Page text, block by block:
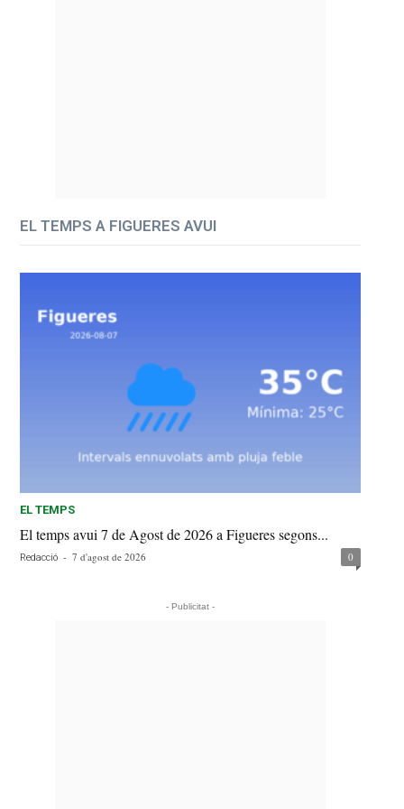
EL TEMPS A FIGUERES AVUI
EL TEMPS
El temps avui 7 de Agost de 2026 a Figueres segons...
Redacció - 7 d'agost de 2026 0
- Publicitat -